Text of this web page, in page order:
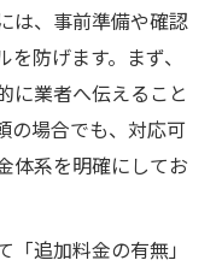
は、事前準備や確認
防げます。まず、
に業者へ伝えること
の場合でも、対応可
体系を明確にしてお
追加料金の有無」